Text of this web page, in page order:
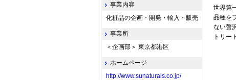
世界第
品種を
ない贅
トリー
事業内容
化粧品の企画・開発・輸入・販売
事業所
＜企画部＞ 東京都港区
ホームページ
http://www.sunaturals.co.jp/